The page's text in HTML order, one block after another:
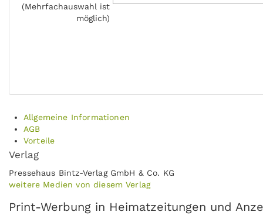
(Mehrfachauswahl ist
möglich)
Allgemeine Informationen
AGB
Vorteile
Verlag
Pressehaus Bintz-Verlag GmbH & Co. KG
weitere Medien von diesem Verlag
Print-Werbung in Heimatzeitungen und